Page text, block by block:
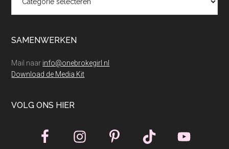
SAMENWERKEN
Mail naar info@onebrokegirl.nl
Download de Media Kit
VOLG ONS HIER